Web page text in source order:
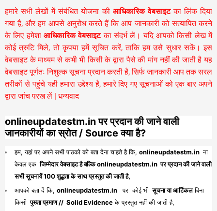
हमारे सभी लेखों में संबंधित योजना की आधिकारिक वेबसाइटका लिंक दिया
गया है, और हम आपसे अनुरोध करते हैं कि आप जानकारी को सत्यापित करने
के लिए हमेशा आधिकारिक वेबसाइटका संदर्भ लें। यदि आपको किसी लेख में
कोई त्रुटि मिले, तो कृपया हमें सूचित करें, ताकि हम उसे सुधार सकें। इस
वेबसाइट के माध्यम से कभी भी किसी के द्वारा पैसे की मांग नहीं की जाती है यह
वेबसाइट पूर्णतः निशुल्क सूचना प्रदान करती है,सिर्फ जानकारी आप तक सरल
तरीकों से पहुंचे यही हमारा उद्देश्य है, हमारे दिए गए सूचनाओं को एक बार अपने
द्वारा जांच परख लें | धन्यवाद
onlineupdatestm.in पर प्रदान की जाने वाली
जानकारीयों का स्रोत / Source क्या है?
हम, यहां पर अपने सभी पाठको को बता देना चाहते है कि, onlineupdatestm.in ना
केवल एक जिम्मेदार वेबसाइट है बल्कि onlineupdatestm.in पर प्रदान की जाने वाली
सभी सूचनायें 100 शुद्धता के साथ प्रस्तुत की जाती है,
आपको बता दें कि, onlineupdatestm.in पर कोई भी सूचना या आर्टिकलबिना
किसी पुख्ता प्रमाण // Solid Evidenceके प्रस्तुत नहीं की जाती है,